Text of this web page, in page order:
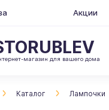
Акции
магазин для вашего дома
Каталог Лампочки